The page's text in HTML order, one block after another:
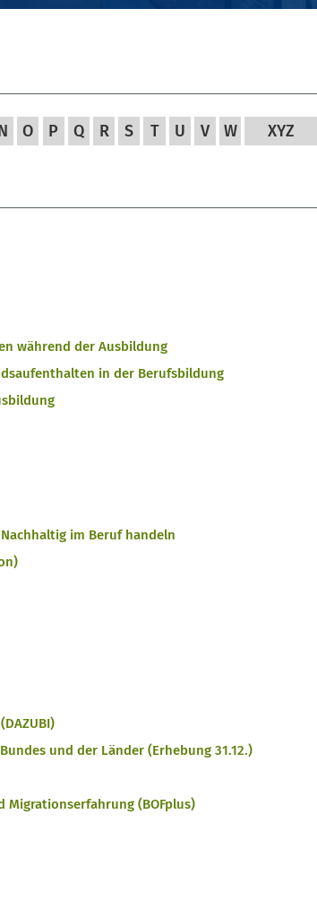
O P Q R S T U V W XYZ
während der Ausbildung
in der Berufsbildung
im Beruf handeln
und der Länder (Erhebung 31.12.)
(BOFplus)